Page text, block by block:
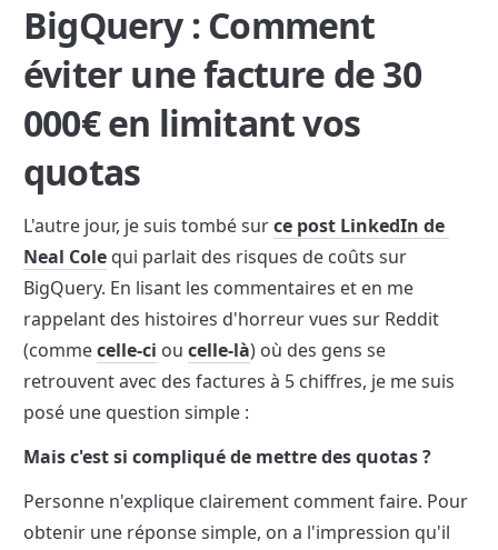
BigQuery : Comment
éviter une facture de 30
000€ en limitant vos
quotas
L'autre jour, je suis tombé sur ce post LinkedIn de
Neal Cole qui parlait des risques de coûts sur
BigQuery. En lisant les commentaires et en me
rappelant des histoires d'horreur vues sur Reddit
(comme celle-ci ou celle-là) où des gens se
retrouvent avec des factures à 5 chiffres, je me suis
posé une question simple :
Mais c'est si compliqué de mettre des quotas ?
Personne n'explique clairement comment faire. Pour
obtenir une réponse simple, on a l'impression qu'il